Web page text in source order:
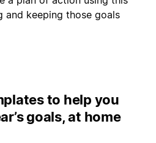
and keeping those goals
to help you
goals, at home